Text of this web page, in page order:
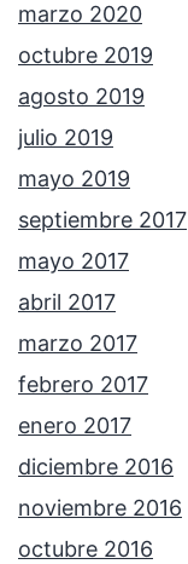
marzo 2020
octubre 2019
agosto 2019
julio 2019
mayo 2019
septiembre 2017
mayo 2017
abril 2017
marzo 2017
febrero 2017
enero 2017
diciembre 2016
noviembre 2016
octubre 2016